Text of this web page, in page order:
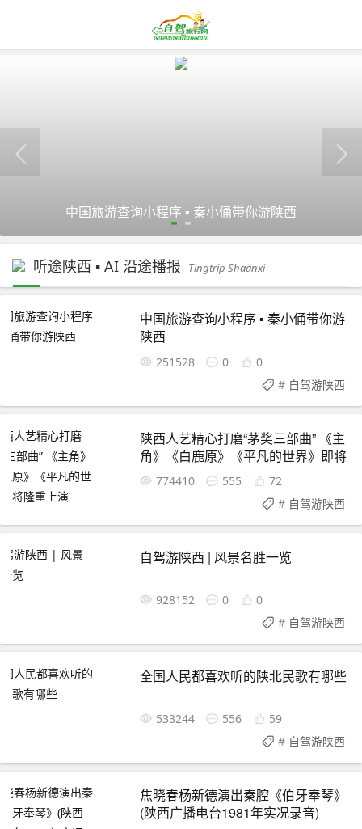
中国旅游查询小程序 ▪ 秦小俑带你游陕西
听途陕西 ▪ AI 沿途播报 Tingtrip Shaanxi
中国旅游查询小程序 ▪ 秦小俑带你游
陕西
251528 0
0
#自驾游陕西
陕西人艺精心打磨“茅奖三部曲” 《主
角》《白鹿原》《平凡的世界》即将
隆重上演
774410 555
72
#自驾游陕西
自驾游陕西 | 风景名胜一览
928152 0
0
#自驾游陕西
全国人民都喜欢听的陕北民歌有哪些
533244 556
59
#自驾游陕西
焦晓春杨新德演出秦腔《伯牙奉琴》
(陕西广播电台1981年实况录音)